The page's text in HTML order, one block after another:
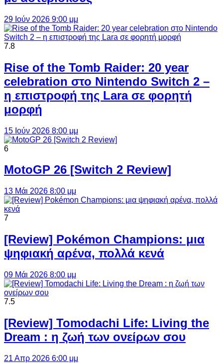
29 Ιούν 2026 9:00 μμ
7.8
Rise of the Tomb Raider: 20 year
celebration στο Nintendo Switch 2 –
η επιστροφή της Lara σε φορητή
μορφή
15 Ιούν 2026 8:00 μμ
6
MotoGP 26 [Switch 2 Review]
13 Μάι 2026 8:00 μμ
7
[Review] Pokémon Champions: μια
ψηφιακή αρένα, πολλά κενά
09 Μάι 2026 8:00 μμ
7.5
[Review] Tomodachi Life: Living the
Dream : η ζωή των ονείρων σου
21 Απρ 2026 6:00 μμ